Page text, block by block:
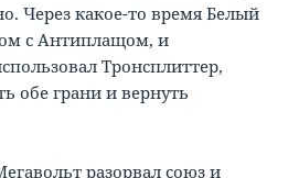
Через какое-то время Белый
с Антиплащом, и
Тронсплиттер,
обе грани и вернуть
разорвал союз и